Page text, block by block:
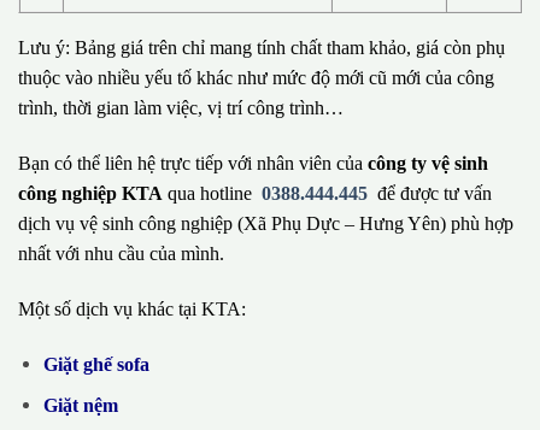
Lưu ý: Bảng giá trên chỉ mang tính chất tham khảo, giá còn phụ
thuộc vào nhiều yếu tố khác như mức độ mới cũ mới của công
trình, thời gian làm việc, vị trí công trình…
Bạn có thể liên hệ trực tiếp với nhân viên của công ty vệ sinh
công nghiệp KTA qua hotline 0388.444.445 để được tư vấn
dịch vụ vệ sinh công nghiệp (Xã Phụ Dực – Hưng Yên) phù hợp
nhất với nhu cầu của mình.
Một số dịch vụ khác tại KTA:
Giặt ghế sofa
Giặt nệm